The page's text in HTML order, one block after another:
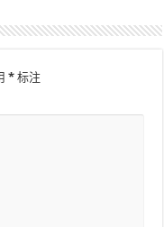
* 标注